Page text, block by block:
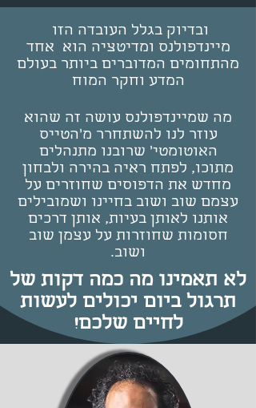
ובדיוק בגלל העובדה הזו
מיינדפולנס ומדיטציה הוא אחד
מהתחומים המדוברים ביותר בעולם
המדע וחקר המוח
מה שמיינדפולנס עושה זה שהוא
עוזר לנו להשתחרר מ'הטייס
האוטומטי' שרובנו מתנהלים
מתוכו, לפתח ראיה בהירה ולבחון
מחדש את הדפוסים שחוזרים על
עצמם שוב ושוב בחיינו ושמובילים
אותנו לאותן בעיות, אותן דרכים
חסומות שחוזרות על עצמן שוב
ושוב.
לא תאמינו מה כמה דקות של
תרגול ביום יכולים לעשות
לחיים שלכם!